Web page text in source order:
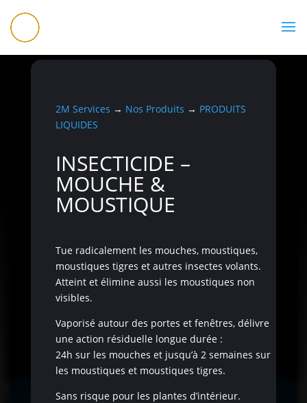
2M Services → Nos Produits → PRODUITS
LIQUIDES
INSECTICIDE –
MOUCHE &
MOUSTIQUE
Tue radicalement les mouches, moustiques,
moustiques tigres et autres insectes volants.
Atteint et élimine aussi les moustiques non
visibles.
Vaporisé autour des portes et fenêtres, délivre
une action résiduelle longue durée :
24h sur les mouches et jusqu’à 2 semaines sur
les moustiques et moustiques tigres.
Sans risque pour les plantes d’intérieur.